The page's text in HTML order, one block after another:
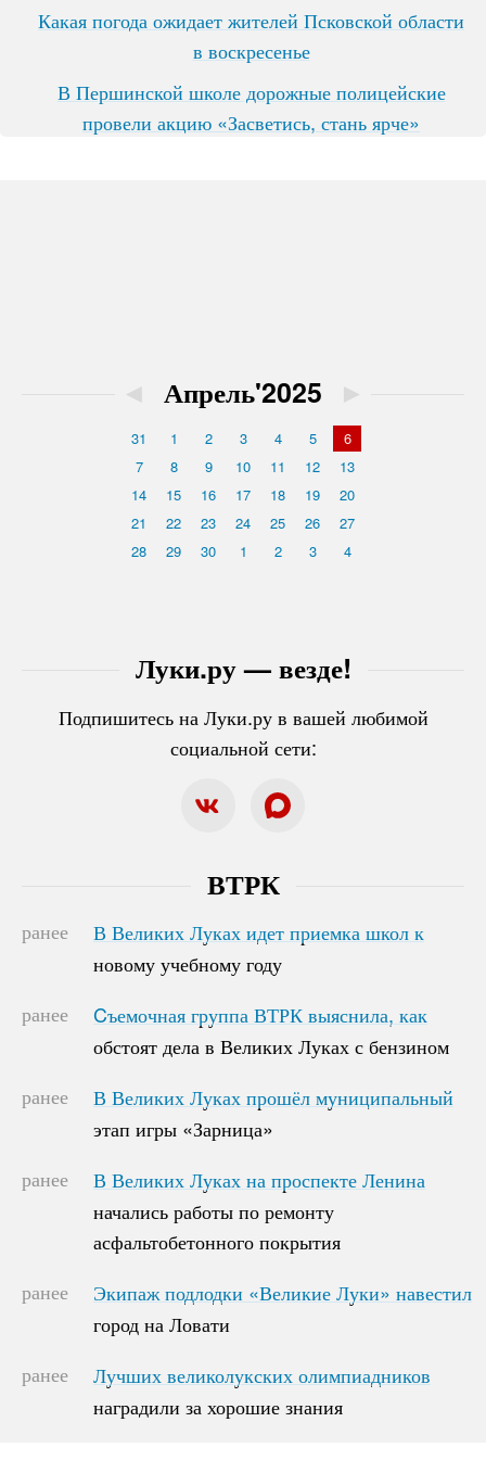
Какая погода ожидает жителей Псковской области
в воскресенье
В Першинской школе дорожные полицейские
провели акцию «Засветись, стань ярче»
Луки.ру — везде!
Подпишитесь на Луки.ру в вашей любимой
социальной сети:
◄ Апрель'2025 ►
31 1 2 3 4 5
6
7
8 9 10 11 12
13
14
15 16 17 18 19
20
21
22 23 24 25 26
27
28
29 30 1 2 3 4
ВТРК
ранее
В Великих Луках идет приемка школ к
новому учебному году
В Великих Луках идет приемка школ к
новому учебному году
ранее
Cъемочная группа ВТРК выяснила, как
обстоят дела в Великих Луках с бензином
Cъемочная группа ВТРК выяснила, как
обстоят дела в Великих Луках с бензином
ранее
В Великих Луках прошёл муниципальный
этап игры «Зарница»
В Великих Луках прошёл муниципальный
этап игры «Зарница»
ранее
В Великих Луках на проспекте Ленина
начались работы по ремонту
асфальтобетонного покрытия
В Великих Луках на проспекте Ленина
начались работы по ремонту
асфальтобетонного покрытия
ранее
Экипаж подлодки «Великие Луки» навестил
город на Ловати
Экипаж подлодки «Великие Луки» навестил
город на Ловати
ранее
Лучших великолукских олимпиадников
наградили за хорошие знания
Лучших великолукских олимпиадников
наградили за хорошие знания